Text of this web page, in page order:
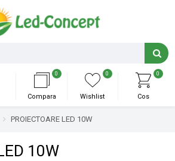
0
Cos
0
Wishlist
0
Compara
PROIECTOARE LED 10W
10W